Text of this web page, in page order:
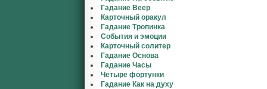
Гадание Веер
Карточный оракул
Гадание Тропинка
События и эмоции
Карточный солитер
Гадание Основа
Гадание Часы
Четыре фортунки
Гадание Как на духу